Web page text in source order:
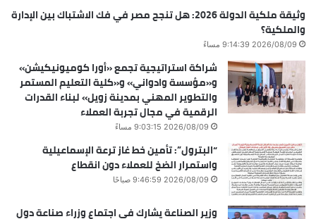
وثيقة ملكية الدولة 2026: هل تنجح مصر في فك الاشتباك بين الإدارة
والملكية؟
2026/08/09 9:14:39 مساءً
شراكة استراتيجية تجمع «أورا كوميونيكيشن»
و«مؤسسة وادواني» و«كلية التعليم المستمر
والتطوير المهني بمدينة زويل» لبناء القدرات
الرقمية في مجال تجربة العملاء
2026/08/09 9:03:15 مساءً
“البترول”: تأمين خط غاز ترعة الإسماعيلية
واستمرار الضخ للعملاء دون انقطاع
2026/08/09 9:46:59 صباحًا
وزير الصناعة يشارك في اجتماع وزراء صناعة دول